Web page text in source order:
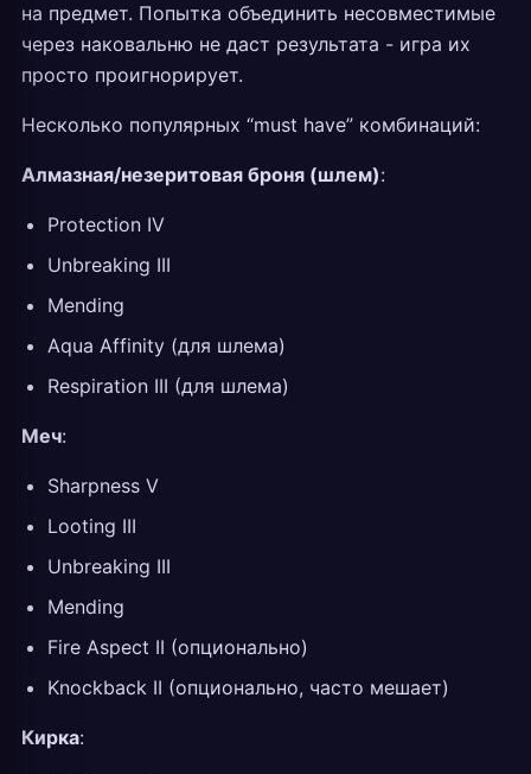
на предмет. Попытка объединить несовместимые
через наковальню не даст результата - игра их
просто проигнорирует.
Несколько популярных “must have” комбинаций:
Алмазная/незеритовая броня (шлем):
Protection IV
Unbreaking III
Mending
Aqua Affinity (для шлема)
Respiration III (для шлема)
Меч:
Sharpness V
Looting III
Unbreaking III
Mending
Fire Aspect II (опционально)
Knockback II (опционально, часто мешает)
Кирка: